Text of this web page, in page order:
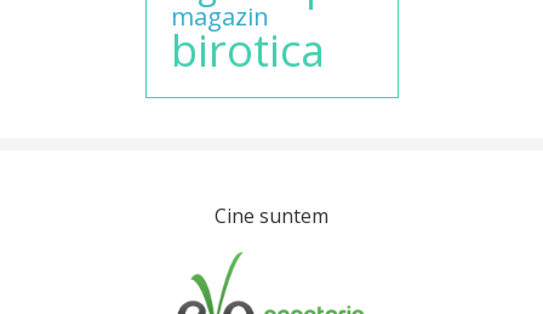
magazin
birotica
Cine suntem